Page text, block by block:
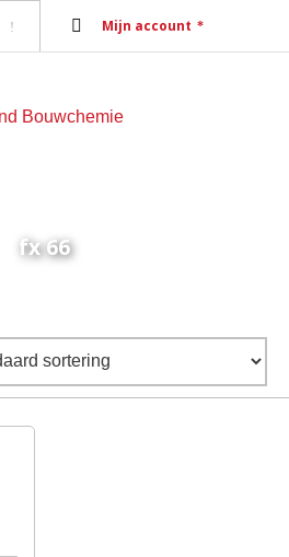
Mijn account
fx 66